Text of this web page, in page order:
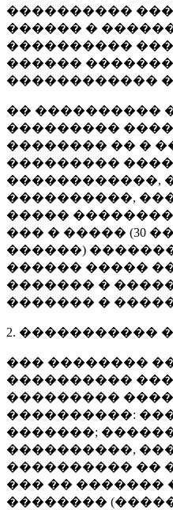
����������
������ �
����������
������
������������
�� ����������
���������
�������� �� �
���������
������������,
����������,
�����
��� � ����� (30
������)
������ �����
������� �
������� �
2. �����������
��� ��������
����������
���������
����������:
�������;
����������,
���������� ��
��� �� �������
��������